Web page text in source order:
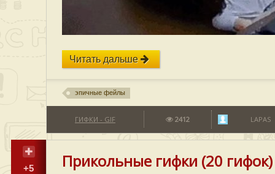
Читать дальше
эпичные фейлы
ГИФКИ - GIF 2412 LAPAS
+5 Прикольные гифки (20